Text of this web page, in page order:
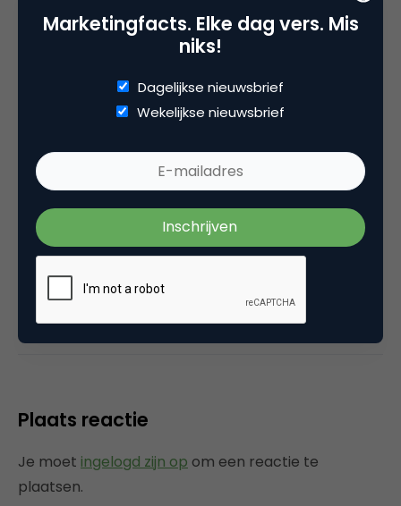
Arnhem Direct, SportNext, TravelNext, RvT VPRO,
Bestuur Luxor Live, social business, onderwijs,
fotografie en vader!
Categorie
Commerce
Tags
nieuws
Plaats reactie
Je moet ingelogd zijn op om een reactie te
plaatsen.
Marketingfacts. Elke dag vers. Mis
niks!
Dagelijkse nieuwsbrief
Wekelijkse nieuwsbrief